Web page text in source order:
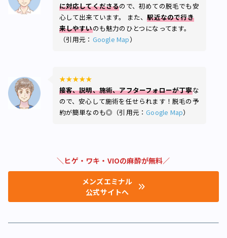
に対応してくださるので、初めての脱毛でも安
心して出来ています。 また、駅近なので行き
来しやすいのも魅力のひとつになってます。
（引用元： Google Map）
★★★★★
接客、説明、施術、アフターフォローが丁寧な
ので、安心して施術を任せられます！脱毛の予
約が簡単なのも◎（引用元：Google Map）
＼ヒゲ・ワキ・VIOの麻酔が無料／
メンズエミナル
公式サイトへ